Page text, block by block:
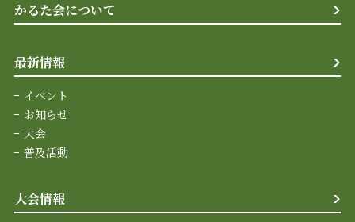
かるた会について
最新情報
イベント
お知らせ
大会
普及活動
大会情報